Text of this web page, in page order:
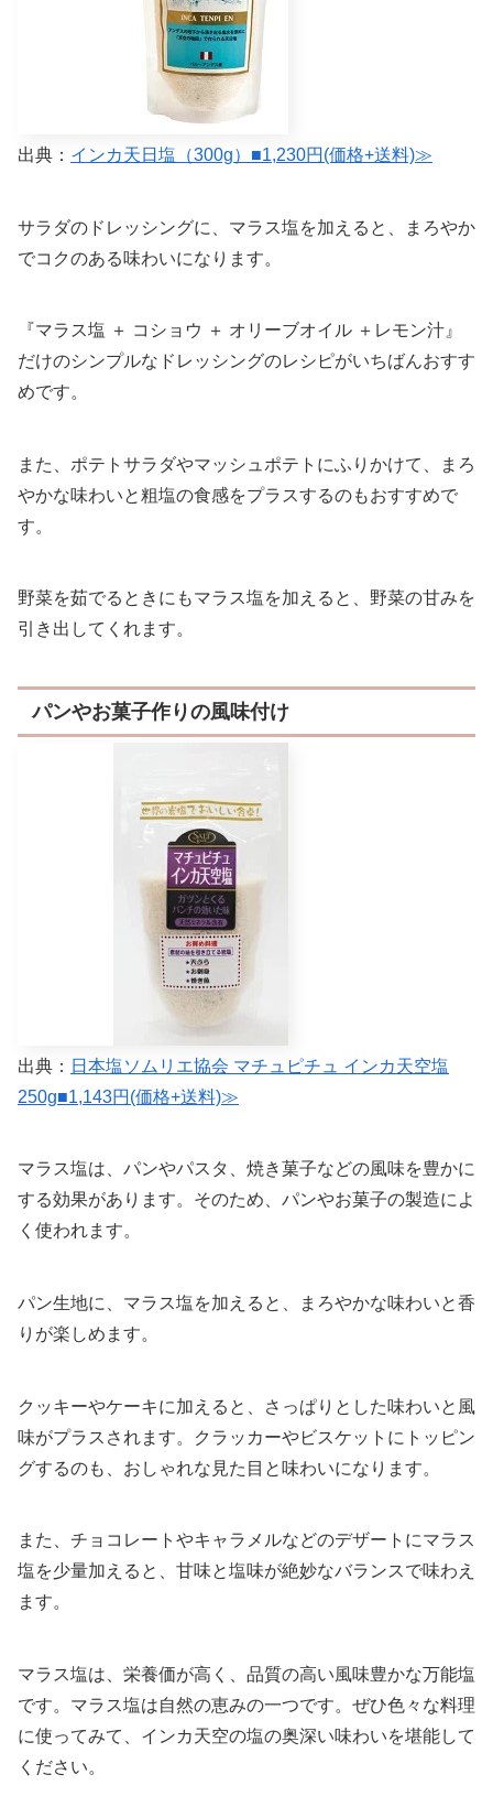
出典： インカ天日塩（300g）■1,230円(価格+送料)≫
サラダのドレッシングに、マラス塩を加えると、まろやか
でコクのある味わいになります。
『マラス塩 ＋ コショウ ＋ オリーブオイル ＋レモン汁』
だけのシンプルなドレッシングのレシピがいちばんおすす
めです。
また、ポテトサラダやマッシュポテトにふりかけて、まろ
やかな味わいと粗塩の食感をプラスするのもおすすめで
す。
野菜を茹でるときにもマラス塩を加えると、野菜の甘みを
引き出してくれます。
パンやお菓子作りの風味付け
出典： 日本塩ソムリエ協会 マチュピチュ インカ天空塩
250g■1,143円(価格+送料)≫
マラス塩は、パンやパスタ、焼き菓子などの風味を豊かに
する効果があります。そのため、パンやお菓子の製造によ
く使われます。
パン生地に、マラス塩を加えると、まろやかな味わいと香
りが楽しめます。
クッキーやケーキに加えると、さっぱりとした味わいと風
味がプラスされます。クラッカーやビスケットにトッピン
グするのも、おしゃれな見た目と味わいになります。
また、チョコレートやキャラメルなどのデザートにマラス
塩を少量加えると、甘味と塩味が絶妙なバランスで味わえ
ます。
マラス塩は、栄養価が高く、品質の高い風味豊かな万能塩
です。マラス塩は自然の恵みの一つです。ぜひ色々な料理
に使ってみて、インカ天空の塩の奥深い味わいを堪能して
ください。